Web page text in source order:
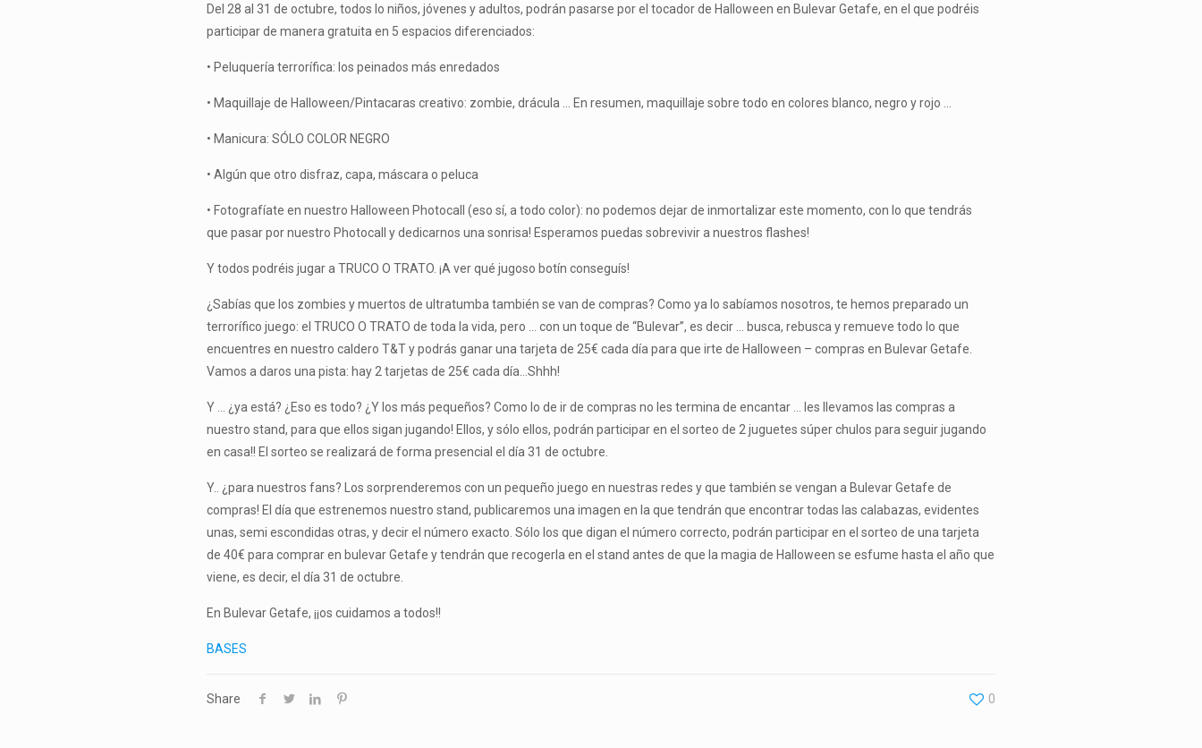
Del 28 al 31 de octubre, todos lo niños, jóvenes y adultos, podrán pasarse por el tocador de Halloween en Bulevar Getafe, en el que podréis
participar de manera gratuita en 5 espacios diferenciados:
• Peluquería terrorífica: los peinados más enredados
• Maquillaje de Halloween/Pintacaras creativo: zombie, drácula … En resumen, maquillaje sobre todo en colores blanco, negro y rojo …
• Manicura: SÓLO COLOR NEGRO
• Algún que otro disfraz, capa, máscara o peluca
• Fotografíate en nuestro Halloween Photocall (eso sí, a todo color): no podemos dejar de inmortalizar este momento, con lo que tendrás
que pasar por nuestro Photocall y dedicarnos una sonrisa! Esperamos puedas sobrevivir a nuestros flashes!
Y todos podréis jugar a TRUCO O TRATO. ¡A ver qué jugoso botín conseguís!
¿Sabías que los zombies y muertos de ultratumba también se van de compras? Como ya lo sabíamos nosotros, te hemos preparado un
terrorífico juego: el TRUCO O TRATO de toda la vida, pero … con un toque de “Bulevar”, es decir … busca, rebusca y remueve todo lo que
encuentres en nuestro caldero T&T y podrás ganar una tarjeta de 25€ cada día para que irte de Halloween – compras en Bulevar Getafe.
Vamos a daros una pista: hay 2 tarjetas de 25€ cada día…Shhh!
Y … ¿ya está? ¿Eso es todo? ¿Y los más pequeños? Como lo de ir de compras no les termina de encantar … les llevamos las compras a
nuestro stand, para que ellos sigan jugando! Ellos, y sólo ellos, podrán participar en el sorteo de 2 juguetes súper chulos para seguir jugando
en casa!! El sorteo se realizará de forma presencial el día 31 de octubre.
Y.. ¿para nuestros fans? Los sorprenderemos con un pequeño juego en nuestras redes y que también se vengan a Bulevar Getafe de
compras! El día que estrenemos nuestro stand, publicaremos una imagen en la que tendrán que encontrar todas las calabazas, evidentes
unas, semi escondidas otras, y decir el número exacto. Sólo los que digan el número correcto, podrán participar en el sorteo de una tarjeta
de 40€ para comprar en bulevar Getafe y tendrán que recogerla en el stand antes de que la magia de Halloween se esfume hasta el año que
viene, es decir, el día 31 de octubre.
En Bulevar Getafe, ¡¡os cuidamos a todos!!
BASES
Share 0